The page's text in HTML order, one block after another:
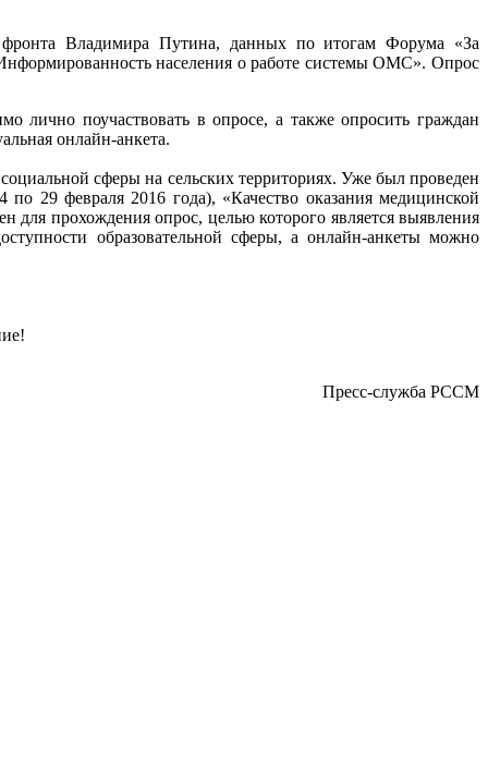
фронта Владимира Путина, данных по итогам Форума «За
населения о работе системы ОМС». Опрос
лично поучаствовать в опросе, а также опросить граждан
онлайн-анкета.
сферы на сельских территориях. Уже был проведен
29 февраля 2016 года), «Качество оказания медицинской
прохождения опрос, целью которого является выявления
образовательной сферы, а онлайн-анкеты можно
Пресс-служба РССМ